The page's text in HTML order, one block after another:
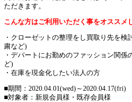
ただきます。
こんな方はご利用いただく事をオススメ
・クローゼットの整理をし買取り先を検
粛など)
・デパートにお勤めのファッション関係
ど)
・在庫を現金化したい法人の方
■期間：2020.04.01(wed)～2020.04.17(fri)
■対象者：新規会員様・既存会員様